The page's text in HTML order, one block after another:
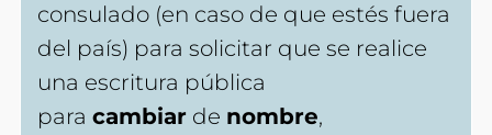
consulado (en caso de que estés fuera
del país) para solicitar que se realice
una escritura pública
para cambiar de nombre,